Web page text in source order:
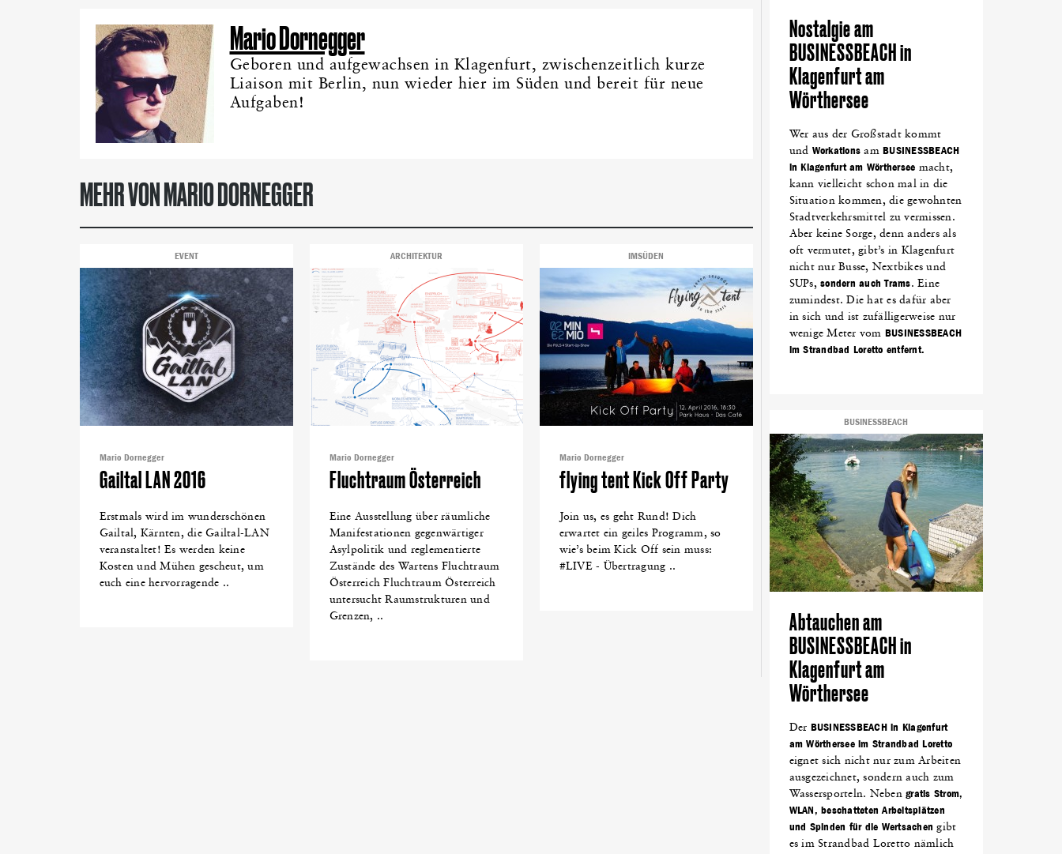
Mario Dornegger
Geboren und aufgewachsen in Klagenfurt, zwischenzeitlich kurze
Liaison mit Berlin, nun wieder hier im Süden und bereit für neue
Aufgaben!
MEHR VON MARIO DORNEGGER
EVENT
Mario Dornegger
Gailtal LAN 2016
Erstmals wird im wunderschönen
Gailtal, Kärnten, die Gailtal-LAN
veranstaltet! Es werden keine
Kosten und Mühen gescheut, um
euch eine hervorragende ..
ARCHITEKTUR
Mario Dornegger
Fluchtraum Österreich
Eine Ausstellung über räumliche
Manifestationen gegenwärtiger
Asylpolitik und reglementierte
Zustände des Wartens Fluchtraum
Österreich Fluchtraum Österreich
untersucht Raumstrukturen und
Grenzen, ..
IMSÜDEN
Mario Dornegger
flying tent Kick Off Party
Join us, es geht Rund! Dich
erwartet ein geiles Programm, so
wie’s beim Kick Off sein muss:
#LIVE - Übertragung ..
Nostalgie am
BUSINESSBEACH in
Klagenfurt am
Wörthersee
Wer aus der Großstadt kommt
und Workations am BUSINESSBEACH
in Klagenfurt am Wörthersee macht,
kann vielleicht schon mal in die
Situation kommen, die gewohnten
Stadtverkehrsmittel zu vermissen.
Aber keine Sorge, denn anders als
oft vermutet, gibt’s in Klagenfurt
nicht nur Busse, Nextbikes und
SUPs, sondern auch Trams. Eine
zumindest. Die hat es dafür aber
in sich und ist zufälligerweise nur
wenige Meter vom BUSINESSBEACH
im Strandbad Loretto entfernt.
BUSINESSBEACH
Abtauchen am
BUSINESSBEACH in
Klagenfurt am
Wörthersee
Der BUSINESSBEACH in Klagenfurt
am Wörthersee im Strandbad Loretto
eignet sich nicht nur zum Arbeiten
ausgezeichnet, sondern auch zum
Wassersporteln. Nebengratis Strom,
WLAN, beschatteten Arbeitsplätzen
und Spinden für die Wertsachen gibt
es im Strandbad Loretto nämlich